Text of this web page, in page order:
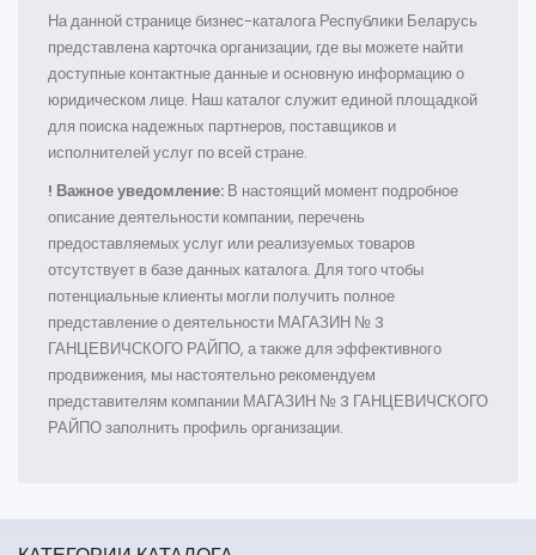
На данной странице бизнес-каталога Республики Беларусь
представлена карточка организации, где вы можете найти
доступные контактные данные и основную информацию о
юридическом лице. Наш каталог служит единой площадкой
для поиска надежных партнеров, поставщиков и
исполнителей услуг по всей стране.
! Важное уведомление: В настоящий момент подробное
описание деятельности компании, перечень
предоставляемых услуг или реализуемых товаров
отсутствует в базе данных каталога. Для того чтобы
потенциальные клиенты могли получить полное
представление о деятельности МАГАЗИН № 3
ГАНЦЕВИЧСКОГО РАЙПО, а также для эффективного
продвижения, мы настоятельно рекомендуем
представителям компании МАГАЗИН № 3 ГАНЦЕВИЧСКОГО
РАЙПО заполнить профиль организации.